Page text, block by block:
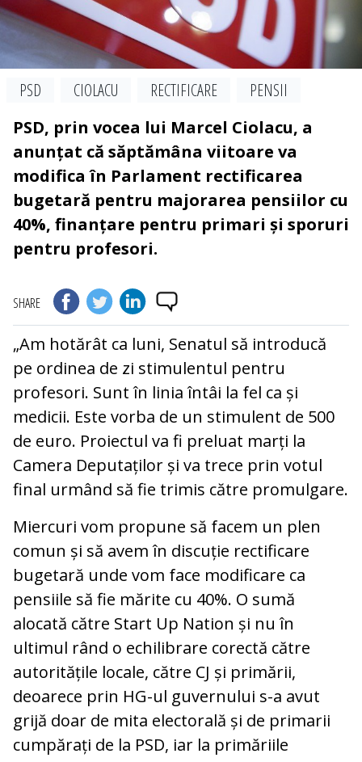
PSD CIOLACU RECTIFICARE
PENSII
PSD, prin vocea lui Marcel Ciolacu, a
anunțat că săptămâna viitoare va
modifica în Parlament rectificarea
bugetară pentru majorarea pensiilor cu
40%, finanțare pentru primari și sporuri
pentru profesori.
SHARE
„Am hotărât ca luni, Senatul să introducă
pe ordinea de zi stimulentul pentru
profesori. Sunt în linia întâi la fel ca și
medicii. Este vorba de un stimulent de 500
de euro. Proiectul va fi preluat marți la
Camera Deputaților și va trece prin votul
final urmând să fie trimis către promulgare.
Miercuri vom propune să facem un plen
comun și să avem în discuție rectificare
bugetară unde vom face modificare ca
pensiile să fie mărite cu 40%. O sumă
alocată către Start Up Nation și nu în
ultimul rând o echilibrare corectă către
autoritățile locale, către CJ și primării,
deoarece prin HG-ul guvernului s-a avut
grijă doar de mita electorală și de primarii
cumpărați de la PSD, iar la primăriile